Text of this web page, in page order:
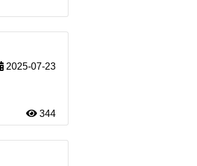
2025-07-23
344